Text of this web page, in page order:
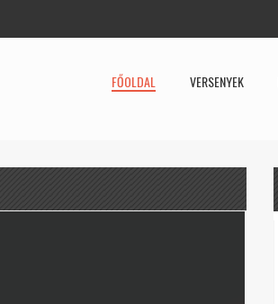
FŐOLDAL VERSENYEK